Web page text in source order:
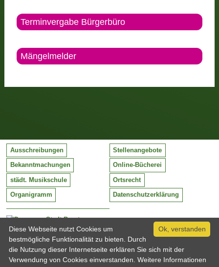
Terminvergabe Bürgerbüro
Mängelmelder
Stadt Barntrup
Mittelstraße 38
32683 Barntrup
Tel:
Email:
05263 / 409-0
info@barntrup.de
Ausschreibungen Stellenangebote
Bekanntmachungen Online-Bücherei
städt. Musikschule Ortsrecht
Organigramm Datenschutzerklärung
Ok, verstanden
Diese Webseite nutzt Cookies um
bestmögliche Funktionalität zu bieten. Durch
die Nutzung dieser Internetseite erklären Sie sich mit der
Verwendung von Cookies einverstanden. Weitere Informationen